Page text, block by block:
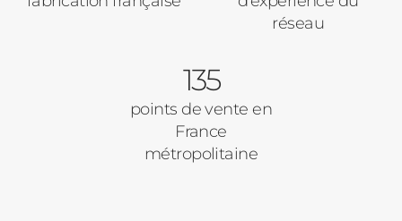
Volets Roulants
Pergolas
réseau
135
points de vente en
France
métropolitaine